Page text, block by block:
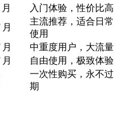
入门体验，性价比高
主流推荐，适合日常
使用
中重度用户，大流量
自由使用，极致体验
一次性购买，永不过
期